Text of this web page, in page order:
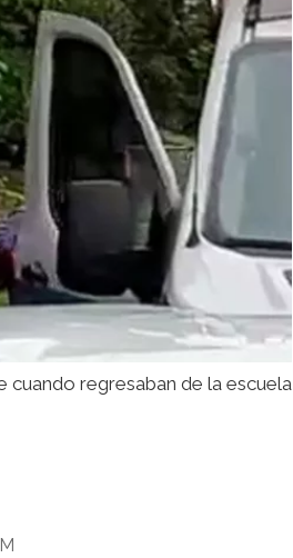
cuando regresaban de la escuela